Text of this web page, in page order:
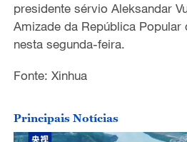
presidente sérvio Aleksandar
Amizade da República Popular
nesta segunda-feira.
Fonte: Xinhua
Principais Notícias